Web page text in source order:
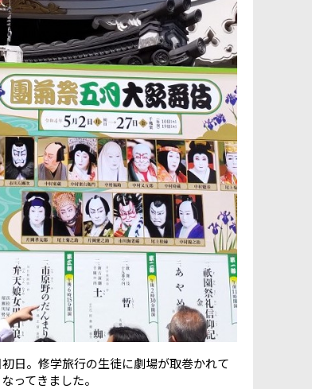
日。修学旅行の生徒に劇場が取巻かれて
ってきました。